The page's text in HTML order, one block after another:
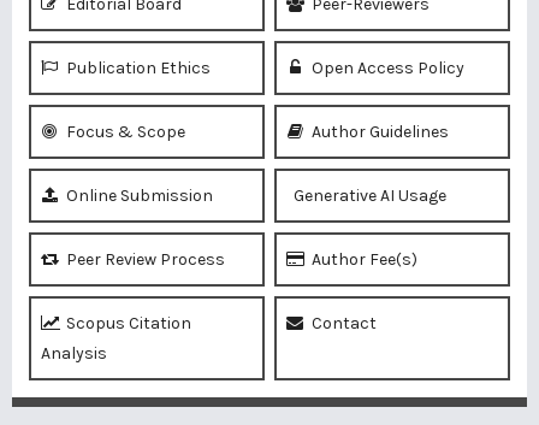
Editorial Board Peer-Reviewers
Publication Ethics Open Access Policy
Focus & Scope Author Guidelines
Online Submission Generative AI Usage
Peer Review Process Author Fee(s)
Scopus Citation
Analysis
Contact